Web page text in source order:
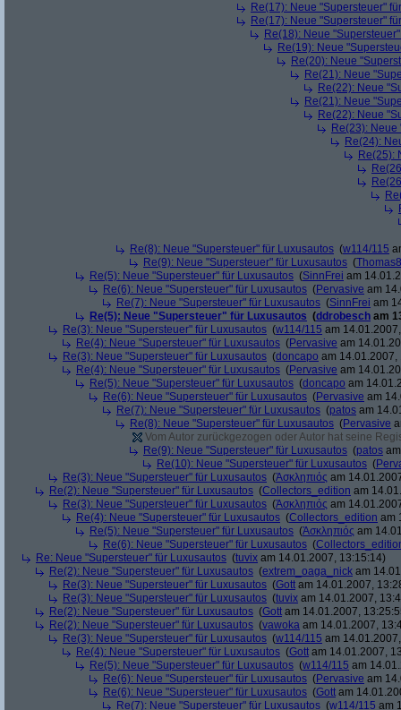
Re(17): Neue "Supersteuer"
Re(17): Neue "Supersteuer"
Re(18): Neue
Re(19): Neue
Re(20): Neue
Re(21): Neue
Re(22): Neue
Re(21): Neue
Re(22): Neue
Re(23):
Re(24):
Re(25):
Re(8): Neue "Supersteuer" für Luxusautos (w114/115
Re(9): Neue "Supersteuer" für Luxusautos (
Re(5): Neue "Supersteuer" für Luxusautos (SinnFrei am
Re(6): Neue "Supersteuer" für Luxusautos (Pervasive am
Re(7): Neue "Supersteuer" für Luxusautos (SinnFrei am
Re(5): Neue "Supersteuer" für Luxusautos (ddrobesch am
Re(3): Neue "Supersteuer" für Luxusautos (w114/115 am
Re(4): Neue "Supersteuer" für Luxusautos (Pervasive am
Re(3): Neue "Supersteuer" für Luxusautos (doncapo am 14.01.2007,
Re(4): Neue "Supersteuer" für Luxusautos (Pervasive am
Re(5): Neue "Supersteuer" für Luxusautos (doncapo am
Re(6): Neue "Supersteuer" für Luxusautos (Pervasive am
Re(7): Neue "Supersteuer" für Luxusautos (patos am
Re(8): Neue "Supersteuer" für Luxusautos (Pervasive
Vom Autor zurückgezogen oder Autor hat seine
Re(9): Neue "Supersteuer" für Luxusautos (patos
Re(10): Neue "Supersteuer" für Luxusautos (
Re(3): Neue "Supersteuer" für Luxusautos (Ἀσκληπιός am
Re(2): Neue "Supersteuer" für Luxusautos (Collectors_edition am
Re(3): Neue "Supersteuer" für Luxusautos (Ἀσκληπιός am
Re(4): Neue "Supersteuer" für Luxusautos (Collectors_edition am
Re(5): Neue "Supersteuer" für Luxusautos (Ἀσκληπιός am
Re(6): Neue "Supersteuer" für Luxusautos (
Re: Neue "Supersteuer" für Luxusautos (tuvix am 14.01.2007, 13:15:14)
Re(2): Neue "Supersteuer" für Luxusautos (extrem_oaga_nick am
Re(3): Neue "Supersteuer" für Luxusautos (Gott am 14.01.2007,
Re(3): Neue "Supersteuer" für Luxusautos (tuvix am 14.01.2007,
Re(2): Neue "Supersteuer" für Luxusautos (Gott am 14.01.2007,
Re(2): Neue "Supersteuer" für Luxusautos (vawoka am 14.01.2007,
Re(3): Neue "Supersteuer" für Luxusautos (w114/115 am
Re(4): Neue "Supersteuer" für Luxusautos (Gott am 14.01.2007,
Re(5): Neue "Supersteuer" für Luxusautos (w114/115 am
Re(6): Neue "Supersteuer" für Luxusautos (Pervasive am
Re(6): Neue "Supersteuer" für Luxusautos (Gott am
Re(7): Neue "Supersteuer" für Luxusautos (w114/115 am